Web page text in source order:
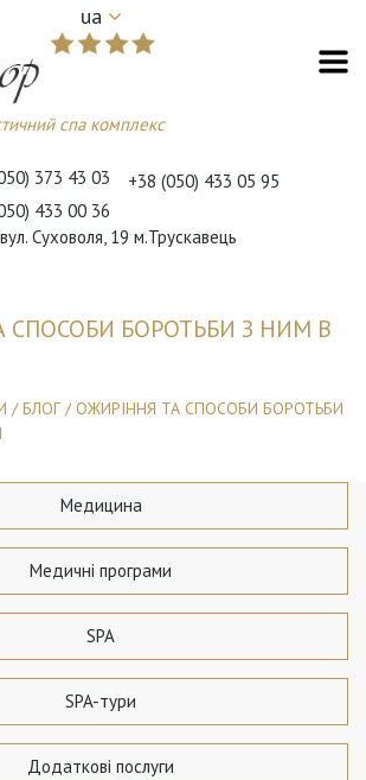
ua
спа комплекс
373 43 03
433 00 36
+38 (050) 433 05 95
вул. Суховоля, 19 м.Трускавець
СПОСОБИ БОРОТЬБИ З НИМ В
/БЛОГ /ОЖИРІННЯ ТА СПОСОБИ БОРОТЬБИ
Медицина
Медичні програми
SPA
SPA-тури
Додаткові послуги